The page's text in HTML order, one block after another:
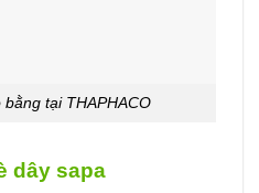
tại THAPHACO
dây sapa